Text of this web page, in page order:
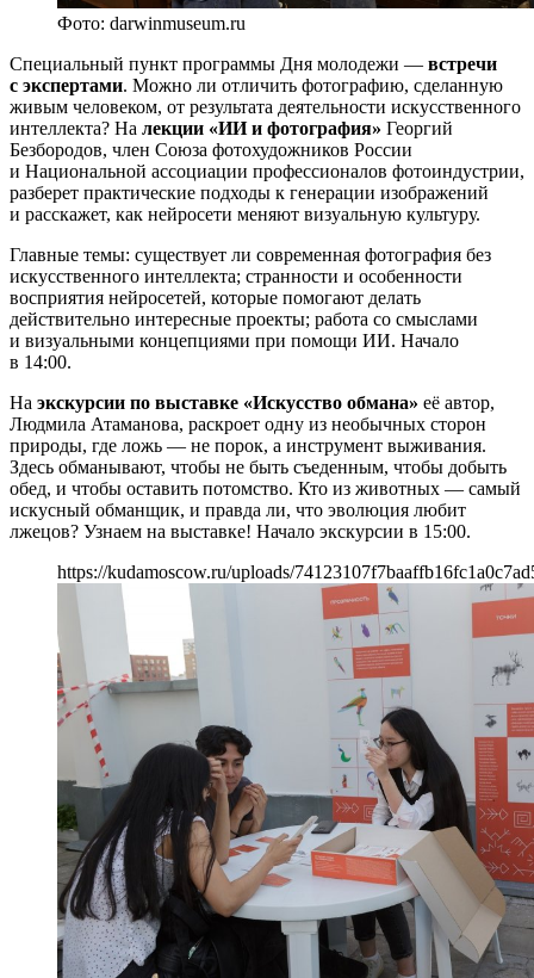
Фото: darwinmuseum.ru
Специальный пункт программы Дня молодежи — встречи
с экспертами. Можно ли отличить фотографию, сделанную
живым человеком, от результата деятельности искусственного
интеллекта? На лекции «ИИ и фотография» Георгий
Безбородов, член Союза фотохудожников России
и Национальной ассоциации профессионалов фотоиндустрии,
разберет практические подходы к генерации изображений
и расскажет, как нейросети меняют визуальную культуру.
Главные темы: существует ли современная фотография без
искусственного интеллекта; странности и особенности
восприятия нейросетей, которые помогают делать
действительно интересные проекты; работа со смыслами
и визуальными концепциями при помощи ИИ. Начало
в 14:00.
На экскурсии по выставке «Искусство обмана» её автор,
Людмила Атаманова, раскроет одну из необычных сторон
природы, где ложь — не порок, а инструмент выживания.
Здесь обманывают, чтобы не быть съеденным, чтобы добыть
обед, и чтобы оставить потомство. Кто из животных — самый
искусный обманщик, и правда ли, что эволюция любит
лжецов? Узнаем на выставке! Начало экскурсии в 15:00.
https://kudamoscow.ru/uploads/